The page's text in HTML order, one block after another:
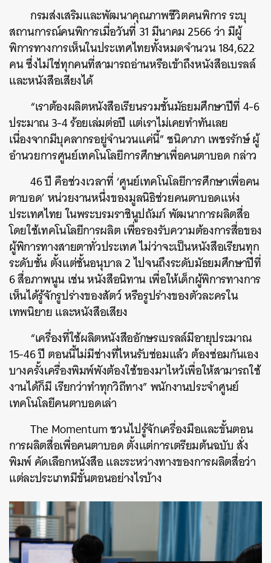
กรมส่งเสริมและพัฒนาคุณภาพชีวิตคนพิการ ระบุ
สถานการณ์คนพิการเมื่อวันที่ 31 มีนาคม 2566 ว่า มีผู้
พิการทางการเห็นในประเทศไทยทั้งหมดจำนวน 184,622
คน ซึ่งไม่ใช่ทุกคนที่สามารถอ่านหรือเข้าถึงหนังสือเบรลล์
และหนังสือเสียงได้
“เราต้องผลิตหนังสือเรียนรวมชั้นมัธยมศึกษาปีที่ 4-6
ประมาณ 3-4 ร้อยเล่มต่อปี แต่เราไม่เคยทำทันเลย
เนื่องจากมีบุคลากรอยู่จำนวนแค่นี้” ชนิดาภา เพชรรักษ์ ผู้
อำนวยการศูนย์เทคโนโลยีการศึกษาเพื่อคนตาบอด กล่าว
46 ปี คือช่วงเวลาที่ ‘ศูนย์เทคโนโลยีการศึกษาเพื่อคน
ตาบอด’ หน่วยงานหนึ่งของมูลนิธิช่วยคนตาบอดแห่ง
ประเทศไทย ในพระบรมราชินูปถัมภ์ พัฒนาการผลิตสื่อ
โดยใช้เทคโนโลยีการผลิต เพื่อรองรับความต้องการสื่อของ
ผู้พิการทางสายตาทั่วประเทศ ไม่ว่าจะเป็นหนังสือเรียนทุก
ระดับชั้น ตั้งแต่ชั้นอนุบาล 2 ไปจนถึงระดับมัธยมศึกษาปีที่
6 สื่อภาพนูน เช่น หนังสือนิทาน เพื่อให้เด็กผู้พิการทางการ
เห็นได้รู้จักรูปร่างของสัตว์ หรือรูปร่างของตัวละครใน
เทพนิยาย และหนังสือเสียง
“เครื่องที่ใช้ผลิตหนังสืออักษรเบรลล์มีอายุประมาณ
15-46 ปี ตอนนี้ไม่มีช่างที่ไหนรับซ่อมแล้ว ต้องซ่อมกันเอง
บางครั้งเครื่องพิมพ์พังต้องใช้ของมาไหว้เพื่อให้สามารถใช้
งานได้ก็มี เรียกว่าทำทุกวิถีทาง” พนักงานประจำศูนย์
เทคโนโลยีคนตาบอดเล่า
The Momentum ชวนไปรู้จักเครื่องมือและขั้นตอน
การผลิตสื่อเพื่อคนตาบอด ตั้งแต่การเตรียมต้นฉบับ สั่ง
พิมพ์ คัดเลือกหนังสือ และระหว่างทางของการผลิตสื่อว่า
แต่ละประเภทมีขั้นตอนอย่างไรบ้าง